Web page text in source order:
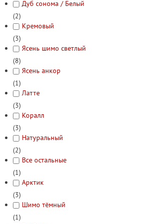
Дуб сонома / Белый
(2)
Кремовый
(3)
Ясень шимо светлый
(8)
Ясень анкор
(1)
Латте
(3)
Коралл
(3)
Натуральный
(2)
Все остальные
(1)
Арктик
(3)
Шимо тёмный
(1)